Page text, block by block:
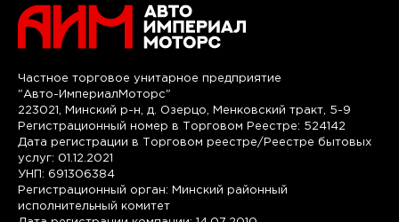
Частное торговое унитарное предприятие
"Авто-ИмпериалМоторс"
223021, Минский р-н, д. Озерцо, Менковский тракт, 5-9
Регистрационный номер в Торговом Реестре: 524142
Дата регистрации в Торговом реестре/Реестре бытовых
услуг: 01.12.2021
УНП: 691306384
Регистрационный орган: Минский районный
исполнительный комитет